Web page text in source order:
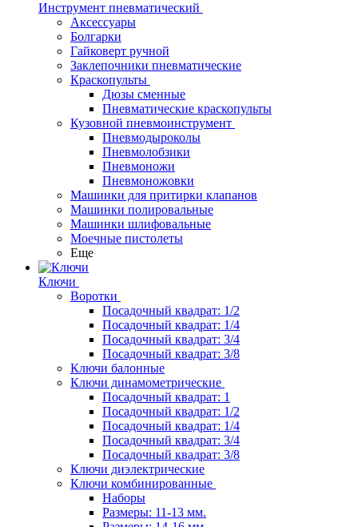
Инструмент пневматический
Аксессуары
Болгарки
Гайковерт ручной
Заклепочники пневматические
Краскопульты
Дюзы сменные
Пневматические краскопульты
Кузовной пневмоинструмент
Пневмодыроколы
Пневмолобзики
Пневмоножи
Пневмоножовки
Машинки для притирки клапанов
Машинки полировальные
Машинки шлифовальные
Моечные пистолеты
Еще
Ключи
Воротки
Посадочный квадрат: 1/2
Посадочный квадрат: 1/4
Посадочный квадрат: 3/4
Посадочный квадрат: 3/8
Ключи балонные
Ключи динамометрические
Посадочный квадрат: 1
Посадочный квадрат: 1/2
Посадочный квадрат: 1/4
Посадочный квадрат: 3/4
Посадочный квадрат: 3/8
Ключи диэлектрические
Ключи комбинированные
Наборы
Размеры: 11-13 мм.